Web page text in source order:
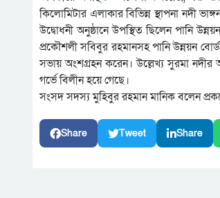
কিলোমিটার এলাকার বিভিন্ন স্থাপনা নদী
উদ্বোধনী অনুষ্ঠানে উপস্থিত ছিলেন পানি
প্রকৌশলী সবিবুর রহমানসহ পানি উন্নয়ন
সভায় অংশগ্রহন করেন। উল্লেখ্য সুরমা
গর্ভে বিলীন হয়ে গেছে।
সংসদ সদস্য মুহিবুর রহমান মানিক বলেন
Share Tweet Share